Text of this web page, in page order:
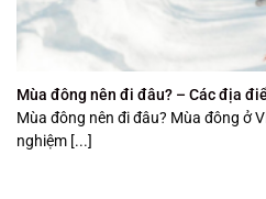
Mùa đông nên đi đâu? – Các địa
Mùa đông nên đi đâu? Mùa đông ở
nghiệm [...]